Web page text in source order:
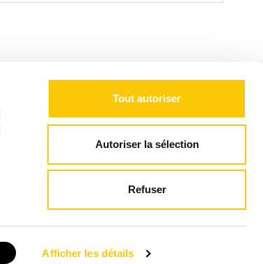
Afficher les détails
Tout autoriser
Autoriser la sélection
Refuser